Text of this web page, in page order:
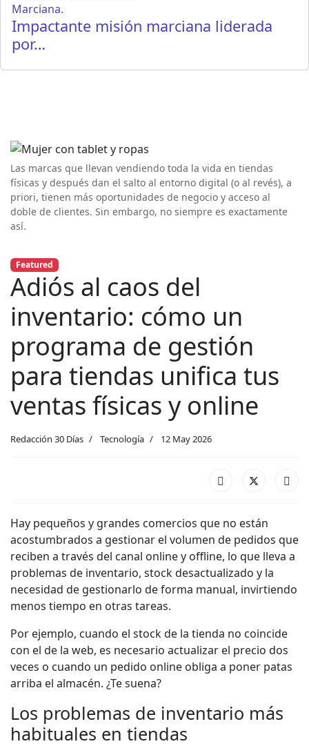
Impactante misión marciana liderada
por…
Las marcas que llevan vendiendo toda la vida en tiendas
físicas y después dan el salto al entorno digital (o al revés), a
priori, tienen más oportunidades de negocio y acceso al
doble de clientes. Sin embargo, no siempre es exactamente
así.
Featured
Adiós al caos del
inventario: cómo un
programa de gestión
para tiendas unifica tus
ventas físicas y online
Redacción 30 Días Tecnología 12 May 2026
Hay pequeños y grandes comercios que no están
acostumbrados a gestionar el volumen de pedidos que
reciben a través del canal online y offline, lo que lleva a
problemas de inventario, stock desactualizado y la
necesidad de gestionarlo de forma manual, invirtiendo
menos tiempo en otras tareas.
Por ejemplo, cuando el stock de la tienda no coincide
con el de la web, es necesario actualizar el precio dos
veces o cuando un pedido online obliga a poner patas
arriba el almacén. ¿Te suena?
Los problemas de inventario más
habituales en tiendas